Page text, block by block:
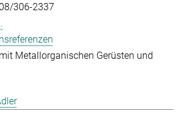
306-2337
Metallorganischen Gerüsten und